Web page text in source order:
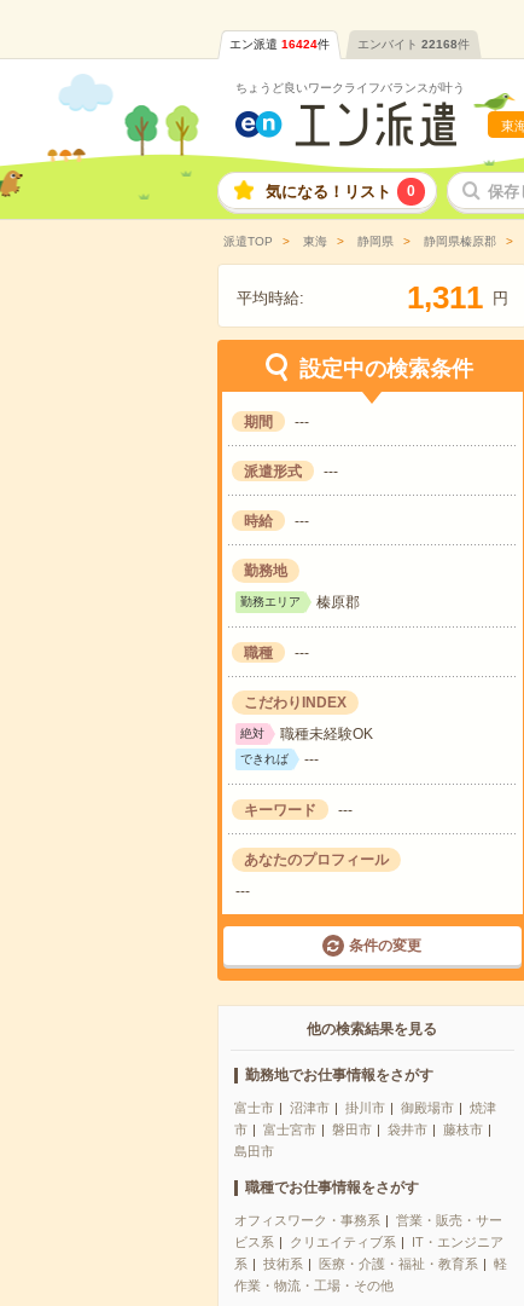
エン派遣 16424件 エンバイト 22168件
ちょうど良いワークライフバランスが叶う
東
気になる！リスト 0 保存
派遣TOP 東海 静岡県 静岡県榛原郡
平均時給: 1,311 円
設定中の検索条件
期間 ---
派遣形式 ---
時給 ---
勤務地
勤務エリア 榛原郡
職種 ---
こだわりINDEX
絶対 職種未経験OK
できれば ---
キーワード ---
あなたのプロフィール
---
条件の変更
他の検索結果を見る
勤務地でお仕事情報をさがす
富士市 沼津市 掛川市 御殿場市
焼津
市
富士宮市 磐田市 袋井市
藤枝市
島田市
職種でお仕事情報をさがす
オフィスワーク・事務系
営業・販売・サー
ビス系
クリエイティブ系
IT・エンジニア
系
技術系 医療・介護・福祉・教育系
軽
作業・物流・工場・その他